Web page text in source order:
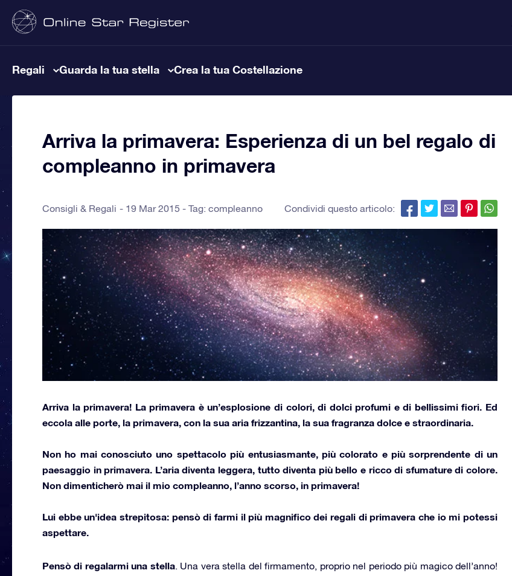
Regali Guarda la tua stella Crea la tua Costellazione
Arriva la primavera: Esperienza di un bel regalo di
compleanno in primavera
Consigli & Regali 19 Mar 2015 - Tag: compleanno Condividi questo articolo:
Arriva la primavera! La primavera è un’esplosione di colori, di dolci profumi e di bellissimi fiori. Ed
eccola alle porte, la primavera, con la sua aria frizzantina, la sua fragranza dolce e straordinaria.
Non ho mai conosciuto uno spettacolo più entusiasmante, più colorato e più sorprendente di un
paesaggio in primavera. L’aria diventa leggera, tutto diventa più bello e ricco di sfumature di colore.
Non dimenticherò mai il mio compleanno, l’anno scorso, in primavera!
Lui ebbe un'idea strepitosa: pensò di farmi il più magnifico deiregali di primavera che io mi potessi
aspettare.
Pensò di regalarmi una stella. Una vera stella del firmamento, proprio nel periodo più magico dell’anno!